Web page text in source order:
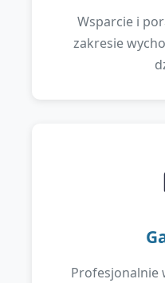
Wsparcie i
zakresie
Profesjonalnie